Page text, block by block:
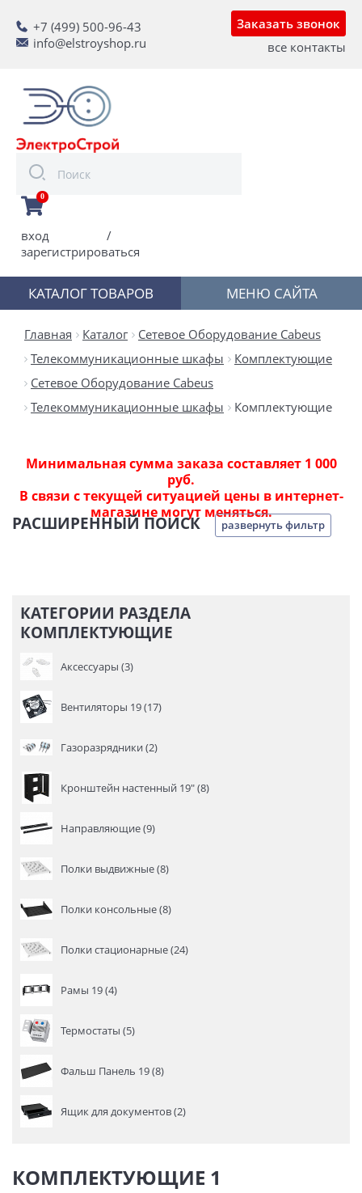
+7 (499) 500-96-43
info@elstroyshop.ru
Заказать звонок
все контакты
0
вход
/
зарегистрироваться
КАТАЛОГ ТОВАРОВ МЕНЮ САЙТА
Главная Каталог
Сетевое Оборудование Cabeus
Телекоммуникационные шкафы
Комплектующие
Сетевое Оборудование Cabeus
Телекоммуникационные шкафы
Комплектующие
Минимальная сумма заказа составляет 1 000
руб.
В связи с текущей ситуацией цены в интернет-
магазине могут меняться.
РАСШИРЕННЫЙ ПОИСК развернуть фильтр
КАТЕГОРИИ РАЗДЕЛА
КОМПЛЕКТУЮЩИЕ
Аксессуары (3)
Вентиляторы 19 (17)
Газоразрядники (2)
Кронштейн настенный 19" (8)
Направляющие (9)
Полки выдвижные (8)
Полки консольные (8)
Полки стационарные (24)
Рамы 19 (4)
Термостаты (5)
Фальш Панель 19 (8)
Ящик для документов (2)
КОМПЛЕКТУЮЩИЕ 1